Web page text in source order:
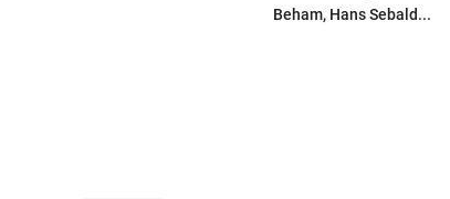
Beham, Hans Sebald...